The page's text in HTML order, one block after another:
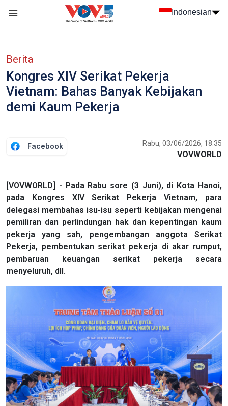
Indonesian
Berita
Kongres XIV Serikat Pekerja
Vietnam: Bahas Banyak Kebijakan
demi Kaum Pekerja
Facebook Rabu, 03/06/2026, 18:35
VOVWORLD
[VOVWORLD] - Pada Rabu sore (3 Juni), di Kota Hanoi,
pada Kongres XIV Serikat Pekerja Vietnam, para
delegasi membahas isu-isu seperti kebijakan mengenai
pemiliran dan perlindungan hak dan kepentingan kaum
pekerja yang sah, pengembangan anggota Serikat
Pekerja, pembentukan serikat pekerja di akar rumput,
pembaruan keuangan serikat pekerja secara
menyeluruh, dll.